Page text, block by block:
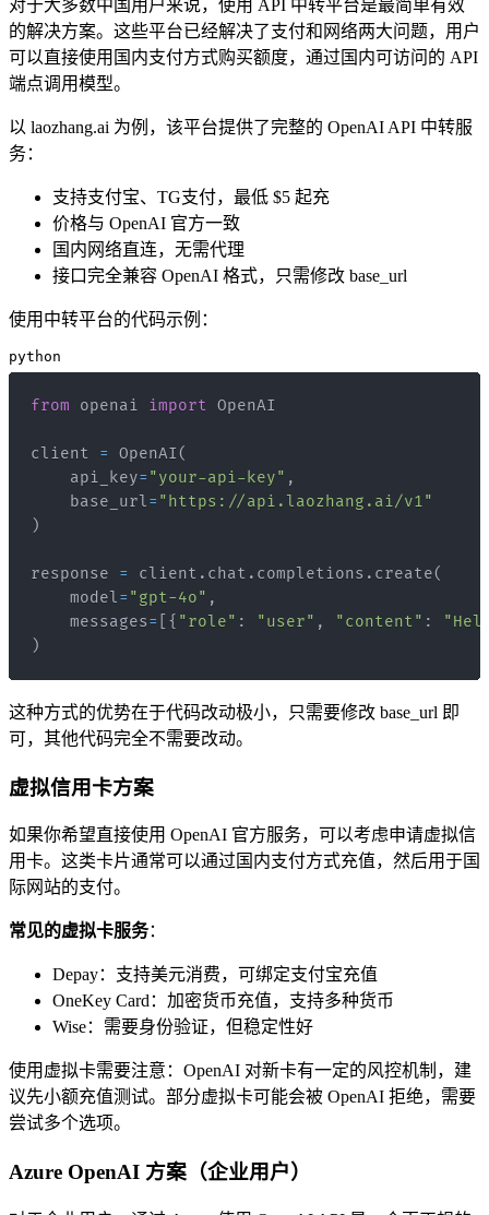
对于大多数中国用户来说，使用 API 中转平台是最简单有效
的解决方案。这些平台已经解决了支付和网络两大问题，用户
可以直接使用国内支付方式购买额度，通过国内可访问的 API
端点调用模型。
以 laozhang.ai 为例，该平台提供了完整的 OpenAI API 中转服
务：
支持支付宝、TG支付，最低 $5 起充
价格与 OpenAI 官方一致
国内网络直连，无需代理
接口完全兼容 OpenAI 格式，只需修改 base_url
使用中转平台的代码示例：
python
from openai import
client = OpenAI(
    api_key
= "your-api-key" ,
    base_url
= "https://api.laozhang.ai/v1"
)
response = client . chat . completions . create(
    model
= "gpt-4o" ,
    messages
= { "role" : "user" , "content" :
)
这种方式的优势在于代码改动极小，只需要修改 base_url 即
可，其他代码完全不需要改动。
虚拟信用卡方案
如果你希望直接使用 OpenAI 官方服务，可以考虑申请虚拟信
用卡。这类卡片通常可以通过国内支付方式充值，然后用于国
际网站的支付。
常见的虚拟卡服务：
Depay：支持美元消费，可绑定支付宝充值
OneKey Card：加密货币充值，支持多种货币
Wise：需要身份验证，但稳定性好
使用虚拟卡需要注意：OpenAI 对新卡有一定的风控机制，建
议先小额充值测试。部分虚拟卡可能会被 OpenAI 拒绝，需要
尝试多个选项。
Azure OpenAI 方案（企业用户）